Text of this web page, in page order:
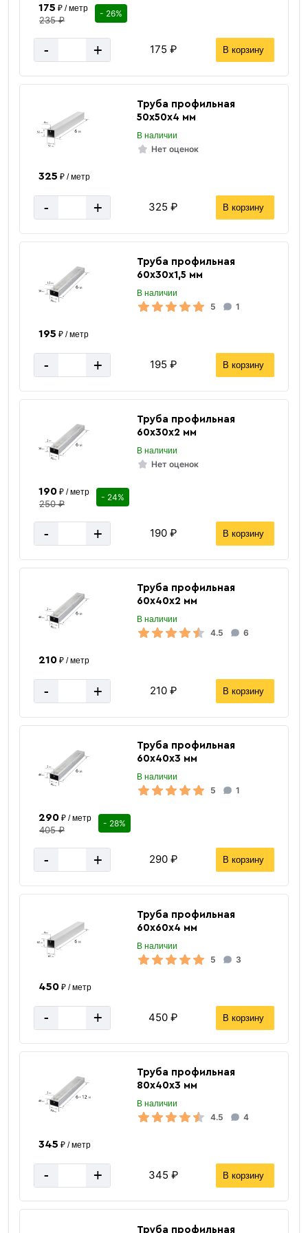
175 ₽ / метр
235 ₽
- 26%
- + 175 ₽ В корзину
Труба профильная
50х50х4 мм
В наличии
Нет оценок
325 ₽ / метр
- + 325 ₽ В корзину
Труба профильная
60х30х1,5 мм
В наличии
5 1
195 ₽ / метр
- + 195 ₽ В корзину
Труба профильная
60х30х2 мм
В наличии
Нет оценок
190₽ / метр
250 ₽
- 24%
- + 190 ₽ В корзину
Труба профильная
60х40х2 мм
В наличии
4.5 6
210₽ / метр
- + 210 ₽ В корзину
Труба профильная
60х40х3 мм
В наличии
5 1
290₽ / метр
405 ₽
- 28%
- + 290 ₽ В корзину
Труба профильная
60х60х4 мм
В наличии
5 3
450₽ / метр
- + 450 ₽ В корзину
Труба профильная
80х40х3 мм
В наличии
4.5 4
345 ₽ / метр
- + 345 ₽ В корзину
Труба профильная
Вес одной штуки (2 м)